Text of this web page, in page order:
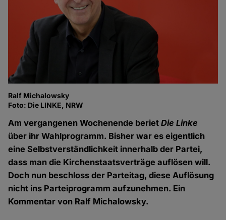
Ralf Michalowsky
Foto: Die LINKE, NRW
Am vergangenen Wochenende berietDie Linke
über ihr Wahlprogramm. Bisher war es eigentlich
eine Selbstverständlichkeit innerhalb der Partei,
dass man die Kirchenstaatsverträge auflösen will.
Doch nun beschloss der Parteitag, diese Auflösung
nicht ins Parteiprogramm aufzunehmen. Ein
Kommentar von Ralf Michalowsky.